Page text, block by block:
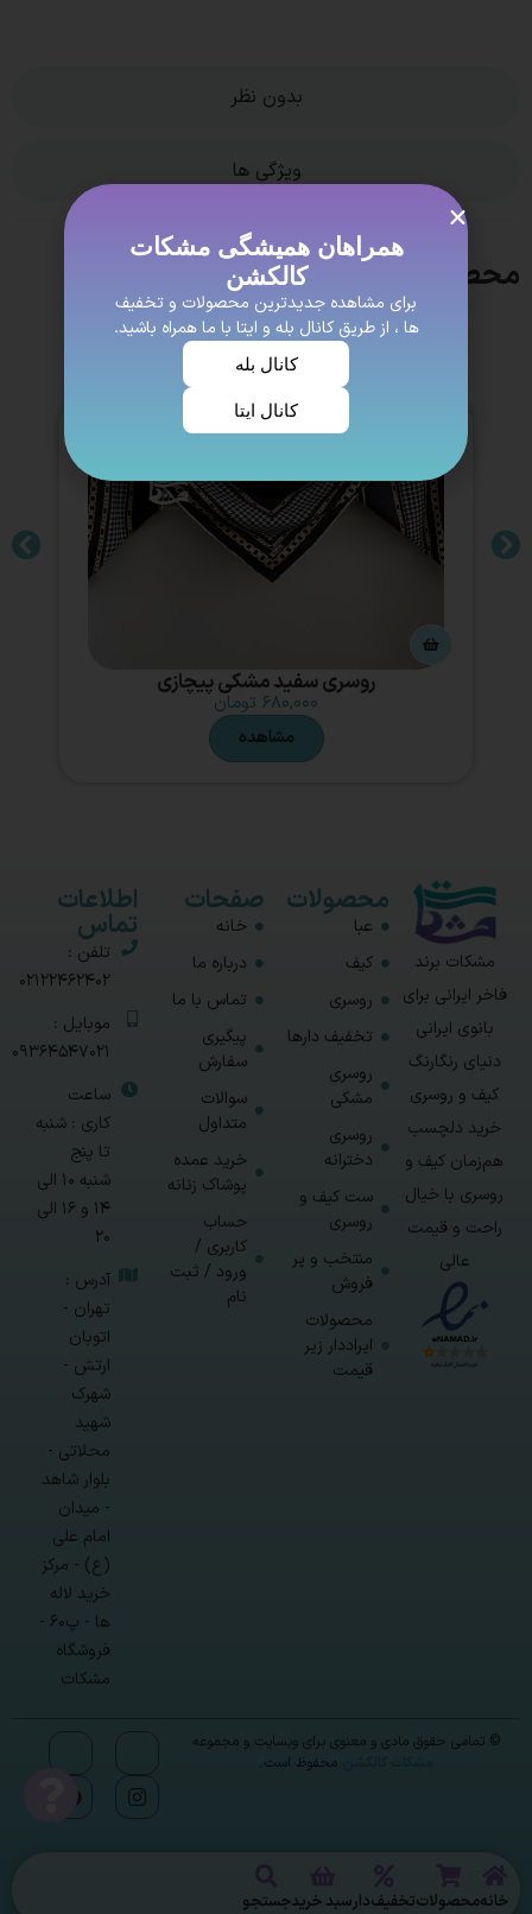
بدون نظر
ویژگی ها
محصولات مشابه
روسری سفید مشکی پیچازی
۶۸۰,۰۰۰ تومان
مشاهده
مشکات برند
فاخر ایرانی برای
بانوی ایرانی
دنیای رنگارنگ
کیف و روسری
خرید دلچسب
هم‌زمان کیف و
روسری با خیال
راحت و قیمت
عالی
محصولات
عبا
کیف
روسری
تخفیف دارها
روسری
مشکی
روسری
دخترانه
ست کیف و
روسری
منتخب و پر
فروش
محصولات
ایراددار زیر
قیمت
صفحات
خانه
درباره ما
تماس با ما
پیگیری
سفارش
سوالات
متداول
خرید عمده
پوشاک زنانه
حساب
کاربری /
ورود / ثبت
نام
اطلاعات
تماس
تلفن :
02122462402
موبایل :
09364547021
ساعت
کاری : شنبه
تا پنج
شنبه 10 الی
14 و 16 الی
20
آدرس :
تهران -
اتوبان
ارتش -
شهرک
شهید
محلاتی -
بلوار شاهد
- میدان
امام علی
(ع) - مرکز
خرید لاله
ها - پ۶۰ -
فروشگاه
مشکات
© تمامی حقوق مادی و معنوی برای وبسایت و مجموعه
محفوظ است.
خانهمحصولاتتخفیف‌دارسبد خریدجستجو
همراهان همیشگی مشکات
کالکشن
برای مشاهده جدیدترین محصولات و تخفیف
ها ، از طریق کانال بله و ایتا با ما همراه باشید.
کانال بله
کانال ایتا